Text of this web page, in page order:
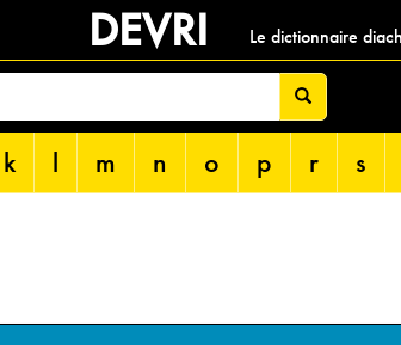
DEVRI Le dictionnaire
k l m n o p r s